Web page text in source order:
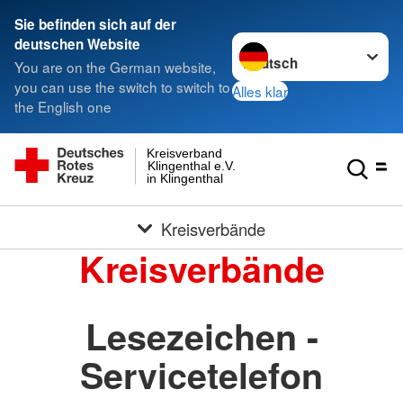
Sie befinden sich auf der
deutschen Website
You are on the German website,
you can use the switch to switch to
the English one
Sprache wechseln zu
Alles klar
in Klingenthal
Klingenthal e.V.
Kreisverband
Kreisverbände
Kreisverbände
Lesezeichen -
Servicetelefon